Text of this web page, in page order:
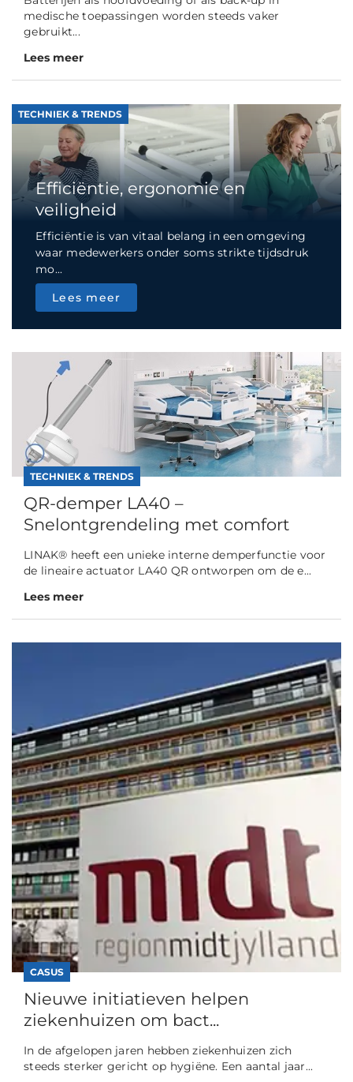
medische toepassingen worden steeds vaker
gebruikt...
Lees meer
TECHNIEK & TRENDS
Efficiëntie, ergonomie en
veiligheid
Efficiëntie is van vitaal belang in een omgeving
waar medewerkers onder soms strikte tijdsdruk
mo...
Lees meer
TECHNIEK & TRENDS
QR-demper LA40 –
Snelontgrendeling met comfort
LINAK® heeft een unieke interne demperfunctie voor
de lineaire actuator LA40 QR ontworpen om de e...
Lees meer
CASUS
Nieuwe initiatieven helpen
ziekenhuizen om bact...
In de afgelopen jaren hebben ziekenhuizen zich
steeds sterker gericht op hygiëne. Een aantal jaar...